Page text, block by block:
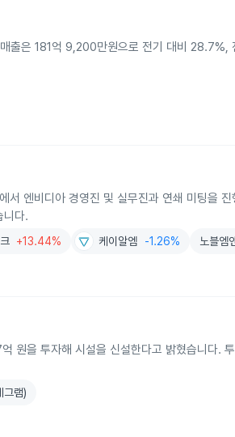
출은 181억 9,200만원으로 전기 대비
엔비디아 경영진 및 실무진과 연쇄 미팅을
니다.
+13.44% 케이알엠 -1.26% 노블엠
원을 투자해 시설을 신설한다고 밝혔습니다.
그램)